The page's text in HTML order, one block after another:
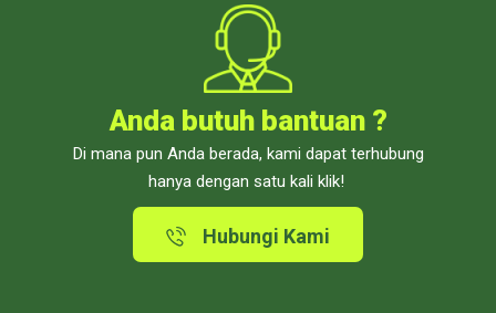
Anda butuh bantuan ?
Di mana pun Anda berada, kami dapat terhubung
hanya dengan satu kali klik!
Hubungi Kami